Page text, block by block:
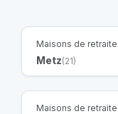
Maisons de retraite
Metz(21)
Maisons de retraite